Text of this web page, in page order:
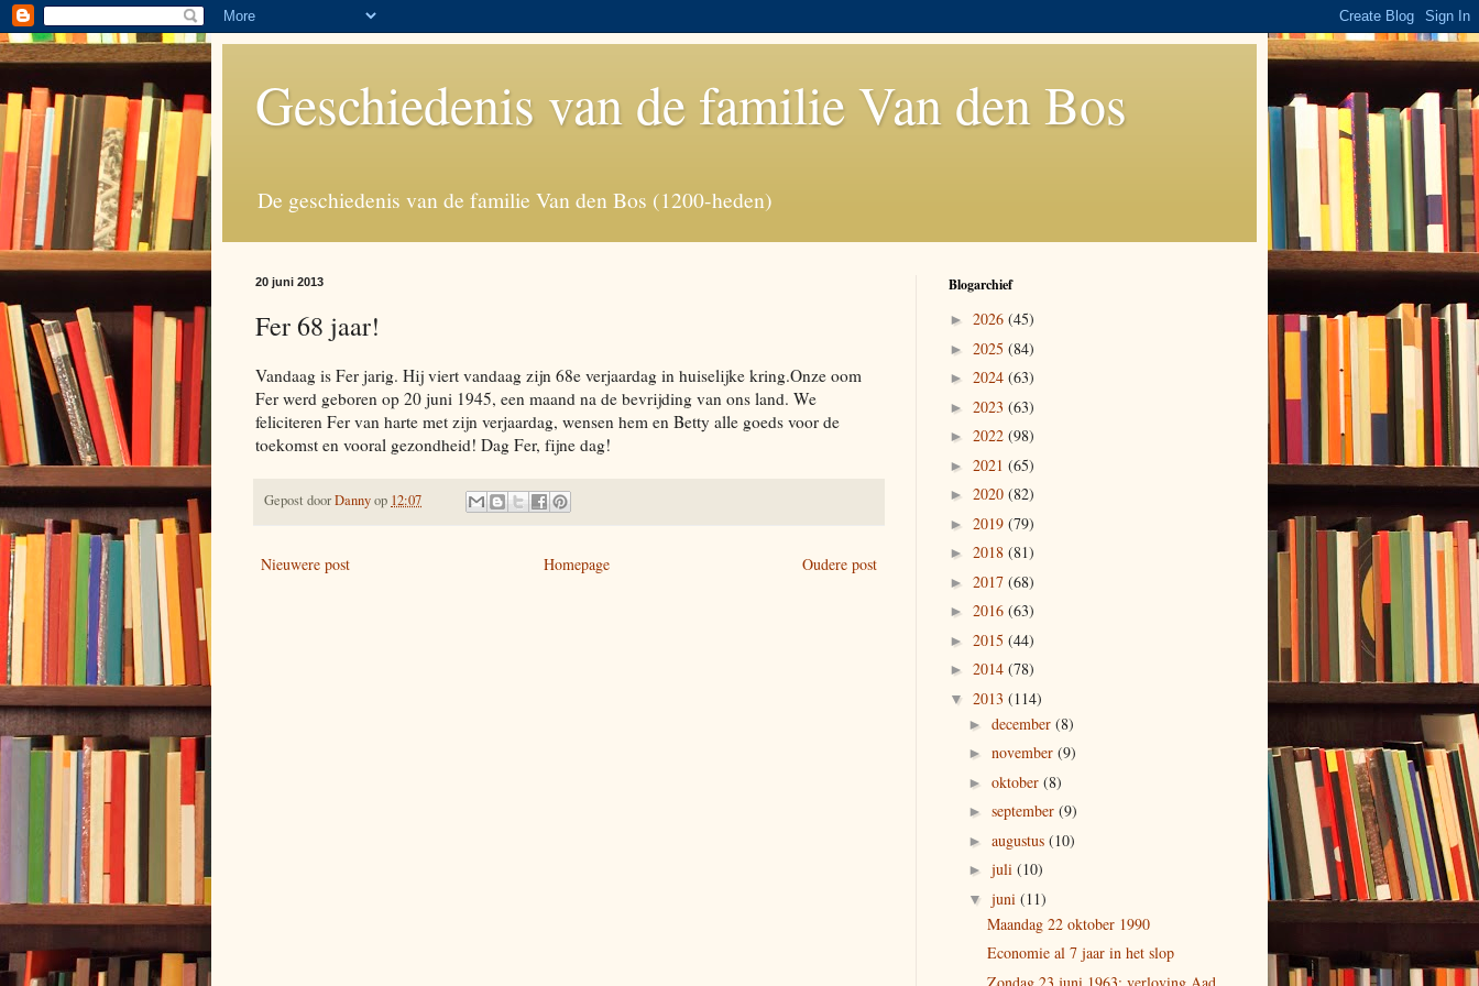
Geschiedenis van de familie Van den Bos
De geschiedenis van de familie Van den Bos (1200-heden)
20 juni 2013
Fer 68 jaar!
Vandaag is Fer jarig. Hij viert vandaag zijn 68e verjaardag in huiselijke kring.Onze oom
Fer werd geboren op 20 juni 1945, een maand na de bevrijding van ons land. We
feliciteren Fer van harte met zijn verjaardag, wensen hem en Betty alle goeds voor de
toekomst en vooral gezondheid! Dag Fer, fijne dag!
Gepost doorDannyop 12:07
Nieuwere post Oudere post
Homepage
Blogarchief
► 2026 (45)
► 2025 (84)
► 2024 (63)
► 2023 (63)
► 2022 (98)
► 2021 (65)
► 2020 (82)
► 2019 (79)
► 2018 (81)
► 2017 (68)
► 2016 (63)
► 2015 (44)
► 2014 (78)
▼ 2013 (114)
► december (8)
► november (9)
► oktober (8)
► september (9)
► augustus (10)
► juli (10)
▼ juni (11)
Maandag 22 oktober 1990
Economie al 7 jaar in het slop